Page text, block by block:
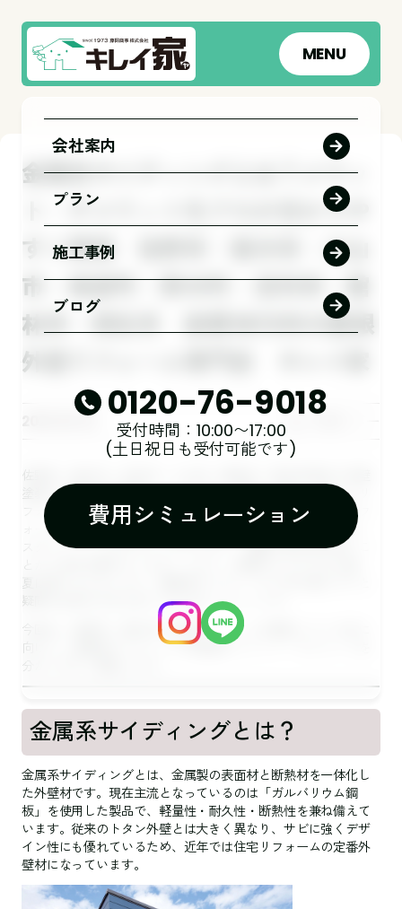
MENU
会社案内
プラン
施工事例
ブログ
0120-76-9018
受付時間：10:00〜17:00
(土日祝日も受付可能です)
費用シミュレーション
金属系サイディングとは？メリッ
ト・デメリットをプロが分かりや
すく解説 佐野市｜栃木市｜小山
市｜板倉町｜野木町｜足利市｜館
林市｜桐生市 創業1973年の屋根
外壁リフォーム専門店 キレイ家
2026.06.03
佐野市・栃木市・足利市・小山市・館林市・野木町周辺で外壁
塗装をご検討中の皆様、こんにちは。屋根・外壁・水まわりリ
フォーム専門店「キレイ家」です。近年、新築住宅や外壁リフ
ォームで採用が増えているのが「金属系サイディング」です。
スタイリッシュなデザインだけでなく、軽量で耐久性が高いこ
夏は暑くならないの？、窯業系サイディングと何が違うの？と
疑問をお持ちの方も多いのではないでしょうか。
今回は、佐野市・栃木市で外壁リフォームを検討している方に
向けて、金属系サイディングの特徴やメリット・デメリットを
金属系サイディングとは？
金属系サイディングとは、金属製の表面材と断熱材を一体化し
た外壁材です。現在主流となっているのは「ガルバリウム鋼
板」を使用した製品で、軽量性・耐久性・断熱性を兼ね備えて
います。従来のトタン外壁とは大きく異なり、サビに強くデザ
イン性にも優れているため、近年では住宅リフォームの定番外
壁材になっています。